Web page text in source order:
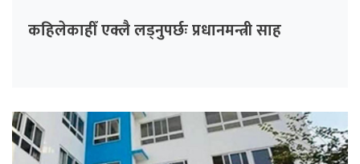
कहिलेकाहीँ एक्लै लड्नुपर्छः प्रधानमन्त्री साह